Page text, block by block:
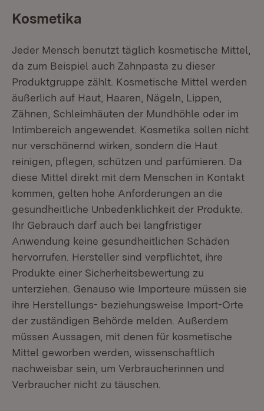
Kosmetika
Jeder Mensch benutzt täglich kosmetische Mittel,
da zum Beispiel auch Zahnpasta zu dieser
Produktgruppe zählt. Kosmetische Mittel werden
äußerlich auf Haut, Haaren, Nägeln, Lippen,
Zähnen, Schleimhäuten der Mundhöhle oder im
Intimbereich angewendet. Kosmetika sollen nicht
nur verschönernd wirken, sondern die Haut
reinigen, pflegen, schützen und parfümieren. Da
diese Mittel direkt mit dem Menschen in Kontakt
kommen, gelten hohe Anforderungen an die
gesundheitliche Unbedenklichkeit der Produkte.
Ihr Gebrauch darf auch bei langfristiger
Anwendung keine gesundheitlichen Schäden
hervorrufen. Hersteller sind verpflichtet, ihre
Produkte einer Sicherheitsbewertung zu
unterziehen. Genauso wie Importeure müssen sie
ihre Herstellungs- beziehungsweise Import-Orte
der zuständigen Behörde melden. Außerdem
müssen Aussagen, mit denen für kosmetische
Mittel geworben werden, wissenschaftlich
nachweisbar sein, um Verbraucherinnen und
Verbraucher nicht zu täuschen.